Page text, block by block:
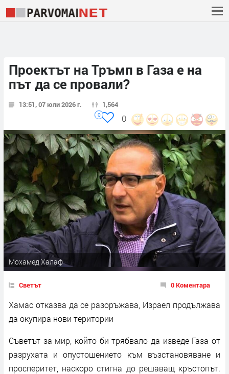
Проектът на Тръмп в Газа е на
път да се провали?
13:51, 07 юли 2026 г. 1,564
0
0
Мохамед Халаф
Светът 0 Коментара
Хамас отказва да се разоръжава, Израел продължава
да окупира нови територии
Съветът за мир, който би трябвало да изведе Газа от
разрухата и опустошението към възстановяване и
просперитет, наскоро стигна до решаващ кръстопът.